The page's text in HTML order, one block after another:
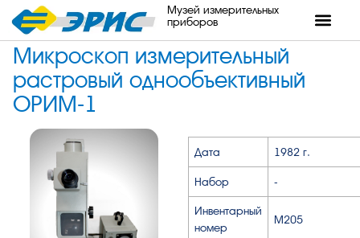
Музей измерительных
приборов
Микроскоп измерительный
растровый однообъективный
ОРИМ-1
Дата 1982 г.
Набор -
Инвентарный
номер
М205